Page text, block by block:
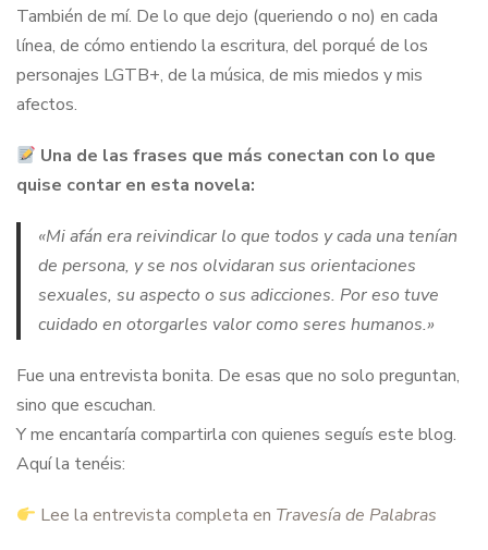
También de mí. De lo que dejo (queriendo o no) en cada
línea, de cómo entiendo la escritura, del porqué de los
personajes LGTB+, de la música, de mis miedos y mis
afectos.
Una de las frases que más conectan con lo que
quise contar en esta novela:
«Mi afán era reivindicar lo que todos y cada una tenían
de persona, y se nos olvidaran sus orientaciones
sexuales, su aspecto o sus adicciones. Por eso tuve
cuidado en otorgarles valor como seres humanos.»
Fue una entrevista bonita. De esas que no solo preguntan,
sino que escuchan.
Y me encantaría compartirla con quienes seguís este blog.
Aquí la tenéis:
Lee la entrevista completa en Travesía de Palabras